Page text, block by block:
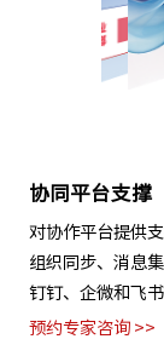
协同平台支撑
对协作平台提供
组织同步、消息
钉钉、企微和飞书
预约专家咨询 >>